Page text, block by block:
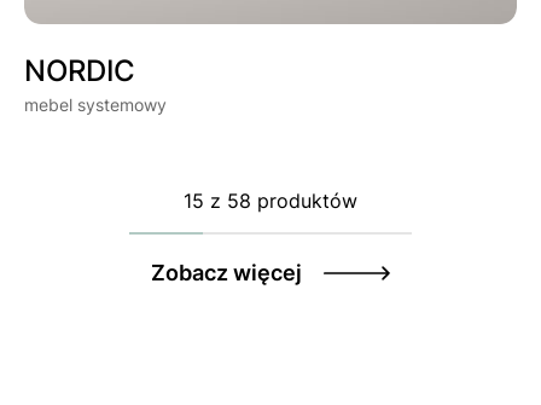
NORDIC
NORDIC
mebel systemowy
15 z 58 produktów
Zobacz więcej